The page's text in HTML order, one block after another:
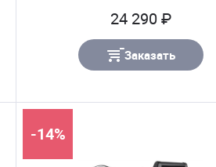
24 290 ₽
Заказать
-14%